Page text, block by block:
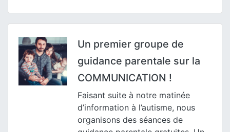
Un premier groupe de
guidance parentale sur la
COMMUNICATION !
Faisant suite à notre matinée
d’information à l’autisme, nous
organisons des séances de